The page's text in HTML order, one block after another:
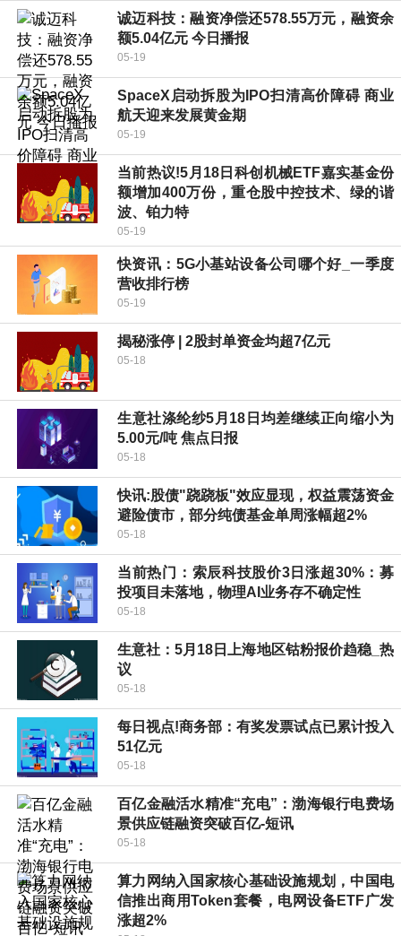
诚迈科技：融资净偿还578.55万元，融资余
额5.04亿元 今日播报
05-19
SpaceX启动拆股为IPO扫清高价障碍 商业
航天迎来发展黄金期
05-19
当前热议!5月18日科创机械ETF嘉实基金份
额增加400万份，重仓股中控技术、绿的谐
波、铂力特
05-19
快资讯：5G小基站设备公司哪个好_一季度
营收排行榜
05-19
揭秘涨停 | 2股封单资金均超7亿元
05-18
生意社涤纶纱5月18日均差继续正向缩小为
5.00元/吨 焦点日报
05-18
快讯:股债"跷跷板"效应显现，权益震荡资金
避险债市，部分纯债基金单周涨幅超2%
05-18
当前热门：索辰科技股价3日涨超30%：募
投项目未落地，物理AI业务存不确定性
05-18
生意社：5月18日上海地区钴粉报价趋稳_热
议
05-18
每日视点!商务部：有奖发票试点已累计投入
51亿元
05-18
百亿金融活水精准“充电”：渤海银行电费场
景供应链融资突破百亿-短讯
05-18
算力网纳入国家核心基础设施规划，中国电
信推出商用Token套餐，电网设备ETF广发
涨超2%